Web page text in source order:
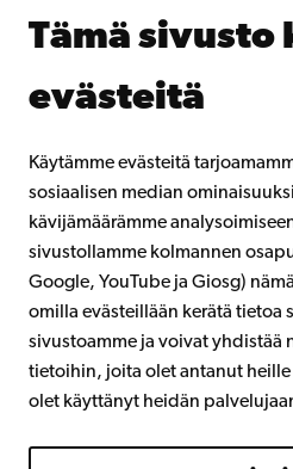
Tämä sivusto
evästeitä
Käytämme evästeitä
sosiaalisen median
kävijämäärämme
sivustollamme kolmannen
Google, YouTube ja Giosg)
omilla evästeillään kerätä tietoa
sivustoamme ja voivat yhdistää
tietoihin, joita olet antanut
olet käyttänyt heidän
Lahjoita Åbo Akademille
Åbo Akademista
Facebook Instagram YouTube LinkedIn